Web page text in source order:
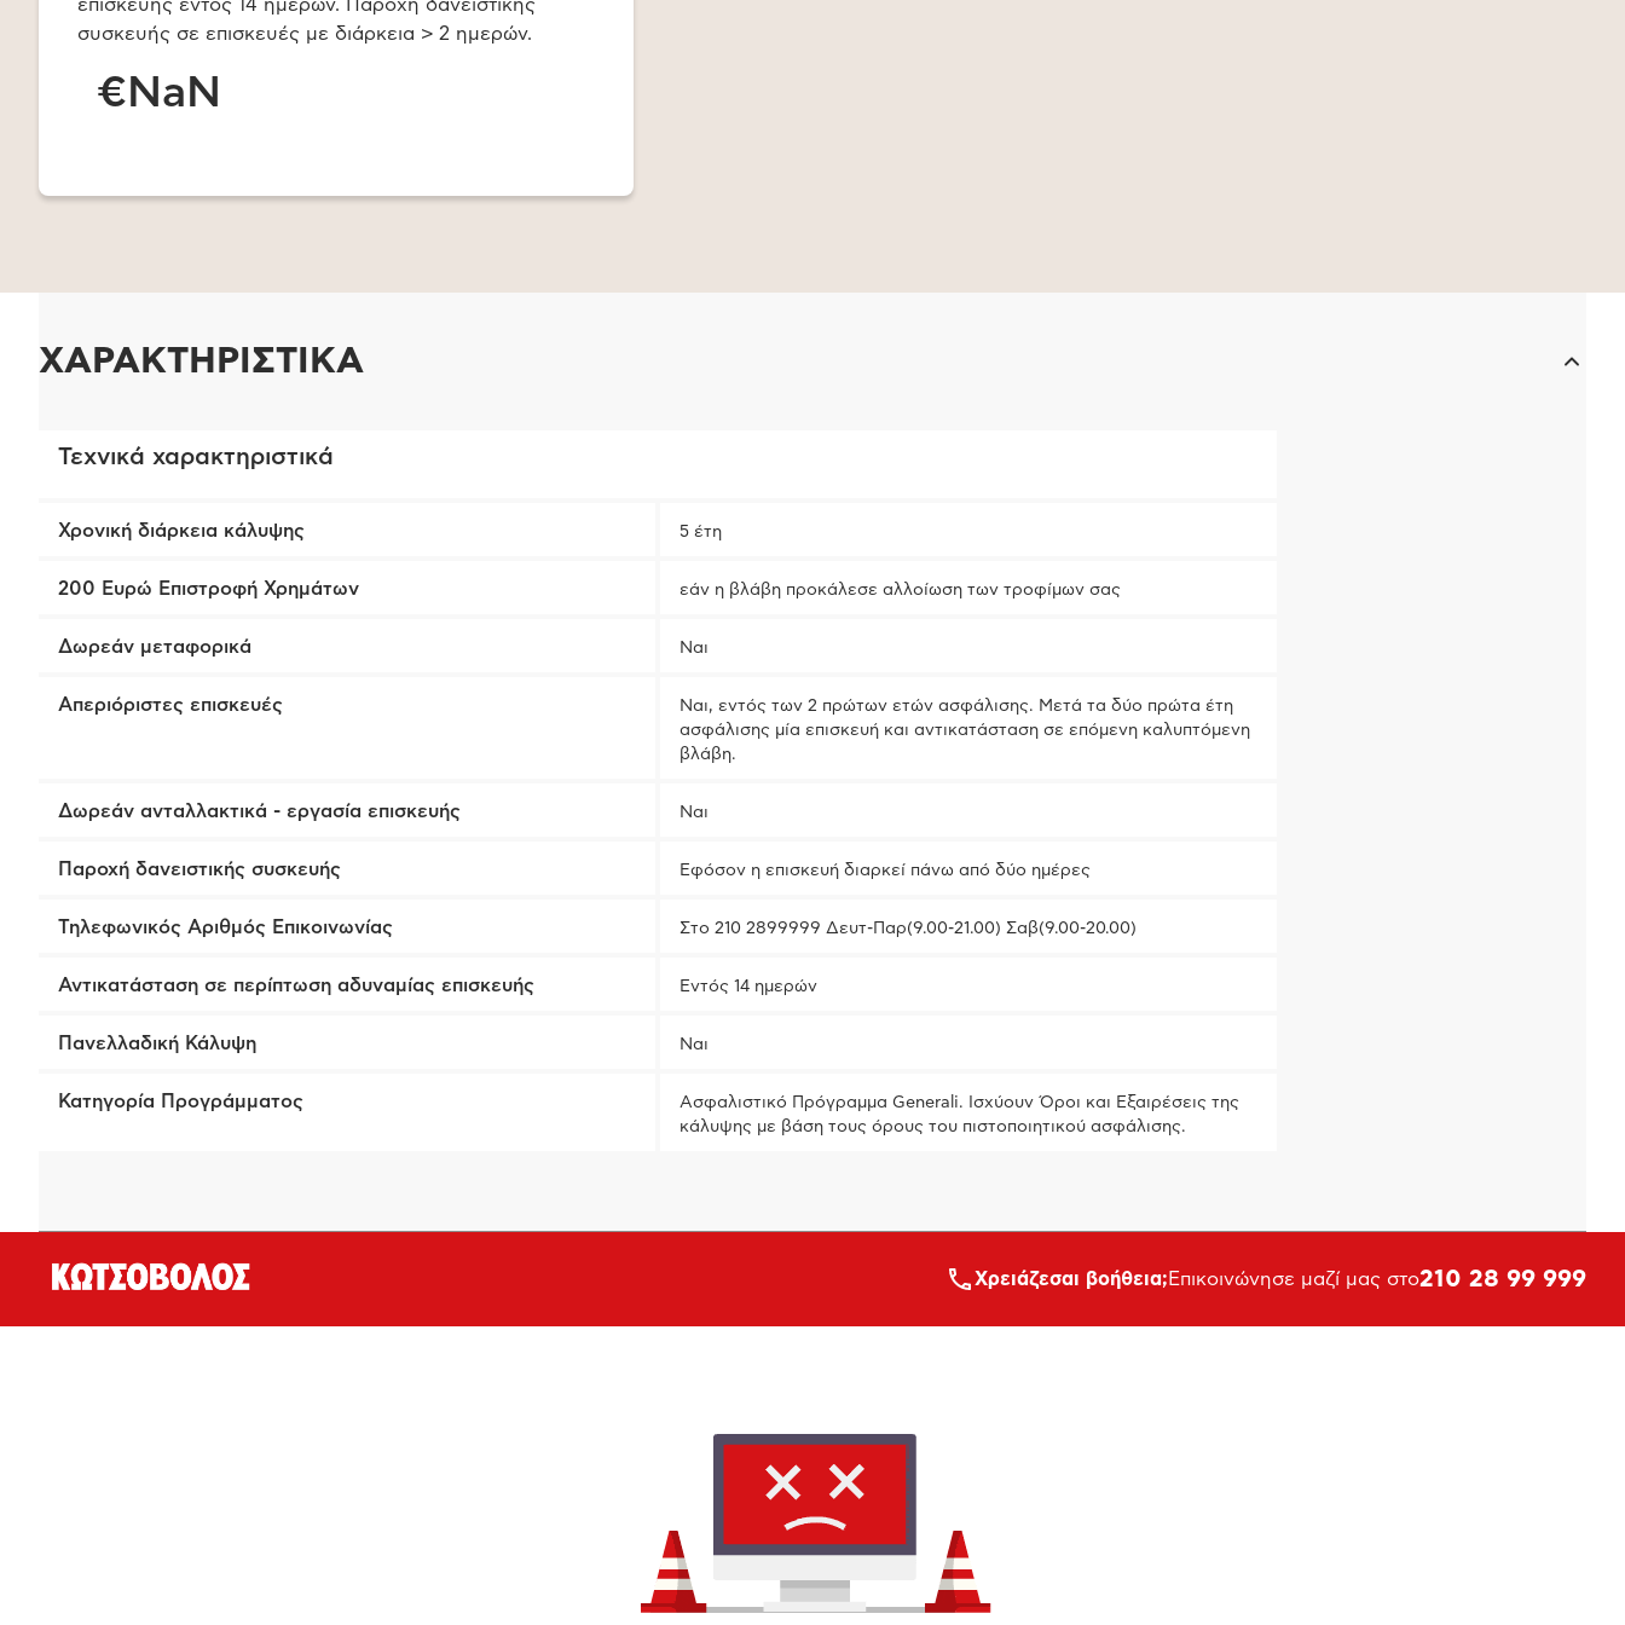
επισκευής εντός 14 ημερών. Παροχή δανειστικής
συσκευής σε επισκευές με διάρκεια > 2 ημερών.
€NaN
ΧΑΡΑΚΤΗΡΙΣΤΙΚΑ
Τεχνικά χαρακτηριστικά
Χρονική διάρκεια κάλυψης 5 έτη
200 Ευρώ Επιστροφή Χρημάτων εάν η βλάβη προκάλεσε αλλοίωση των τροφίμων σας
Δωρεάν μεταφορικά Ναι
Απεριόριστες επισκευές
Ναι, εντός των 2 πρώτων ετών ασφάλισης. Μετά τα δύο πρώτα έτη
ασφάλισης μία επισκευή και αντικατάσταση σε επόμενη καλυπτόμενη
βλάβη.
Δωρεάν ανταλλακτικά - εργασία επισκευής Ναι
Παροχή δανειστικής συσκευής Εφόσον η επισκευή διαρκεί πάνω από δύο ημέρες
Τηλεφωνικός Αριθμός Επικοινωνίας Στο 210 2899999 Δευτ-Παρ(9.00-21.00) Σαβ(9.00-20.00)
Αντικατάσταση σε περίπτωση αδυναμίας επισκευής Εντός 14 ημερών
Πανελλαδική Κάλυψη Ναι
Κατηγορία Προγράμματος
Ασφαλιστικό Πρόγραμμα Generali. Ισχύουν Όροι και Εξαιρέσεις της
κάλυψης με βάση τους όρους του πιστοποιητικού ασφάλισης.
Xρειάζεσαι βοήθεια; Επικοινώνησε μαζί μας στο210 28 99 999